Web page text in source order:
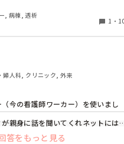
, 病棟, 透析
1 ・
婦人科, クリニック, 外来
今の看護師ワーカー）を使いまし
親身に話を聞いてくれネットには
などいろいろと詳しくサポートしてく
答をもっと見る